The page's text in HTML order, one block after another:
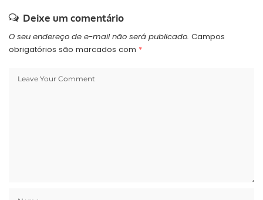
Deixe um comentário
O seu endereço de e-mail não será publicado. Campos
obrigatórios são marcados com *